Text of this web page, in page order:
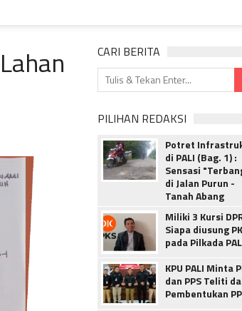
CARI BERITA
PILIHAN REDAKSI
Potret
di PALI (Bag. 1) :
Sensasi
di Jalan Purun -
Tanah Abang
Miliki 3 Kursi
Siapa diusung
pada Pilkada
KPU PALI Minta
dan PPS Teliti
Pembentukan